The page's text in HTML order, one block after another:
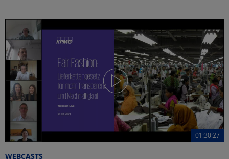
01:30:27
WEBCASTS